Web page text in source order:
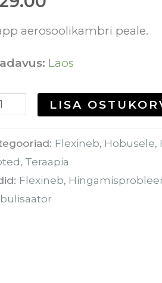
aerosoolikambri peale.
Laos
LISA
Flexineb, Hobusele,
, Teraapia
Flexineb,